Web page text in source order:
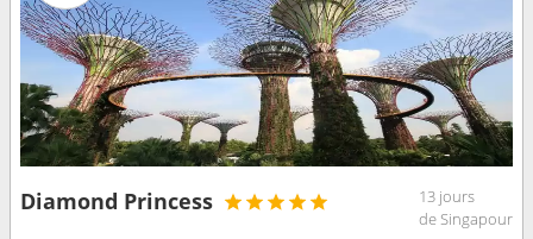
Diamond Princess
13 jours
de Singapour